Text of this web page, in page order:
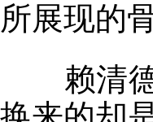
所展现的
赖清